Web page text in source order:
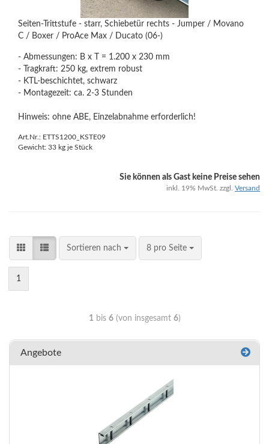
Seiten-Trittstufe - starr, Schiebetür rechts - Jumper / Movano
C / Boxer / ProAce Max / Ducato (06-)
- Abmessungen: B x T = 1.200 x 230 mm
- Tragkraft: 250 kg, extrem robust
- KTL-beschichtet, schwarz
- Montagezeit: ca. 2-3 Stunden
Hinweis: ohne ABE, Einzelabnahme erforderlich!
Art.Nr.: ETTS1200_KSTE09
Gewicht: 33 kg je Stück
Sie können als Gast keine Preise sehen
inkl. 19% MwSt. zzgl. Versand
Sortieren nach 8 pro Seite
1
1bis 6(von insgesamt 6)
Angebote